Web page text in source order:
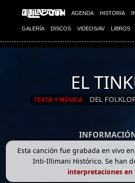
AGENDA HISTORIA
GALERÍA DISCOS VIDEOS/AV LIBROS
EL
TEXTO Y MÚSICA DEL
Esta canción fue grabada en vivo
Inti-Illimani Histórico. Se han
interpretaciones en